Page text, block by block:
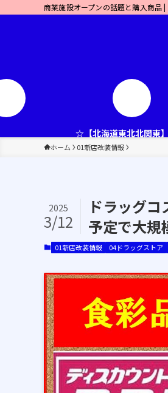
商業施設オープンの話題と購入商品 |
☆【北海道東北北関東
ホーム 01新店改装情報
ドラッグ
予定で大規
2025
3/12
01新店改装情報 04ドラッグストア